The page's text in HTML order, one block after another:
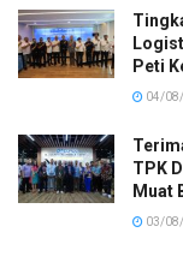
Peti
04/
TPK
Muat
03/